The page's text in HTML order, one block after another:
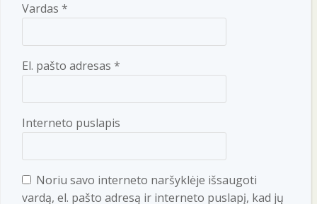
Vardas *
El. pašto adresas *
Interneto puslapis
Noriu savo interneto naršyklėje išsaugoti
vardą, el. pašto adresą ir interneto puslapį, kad jų